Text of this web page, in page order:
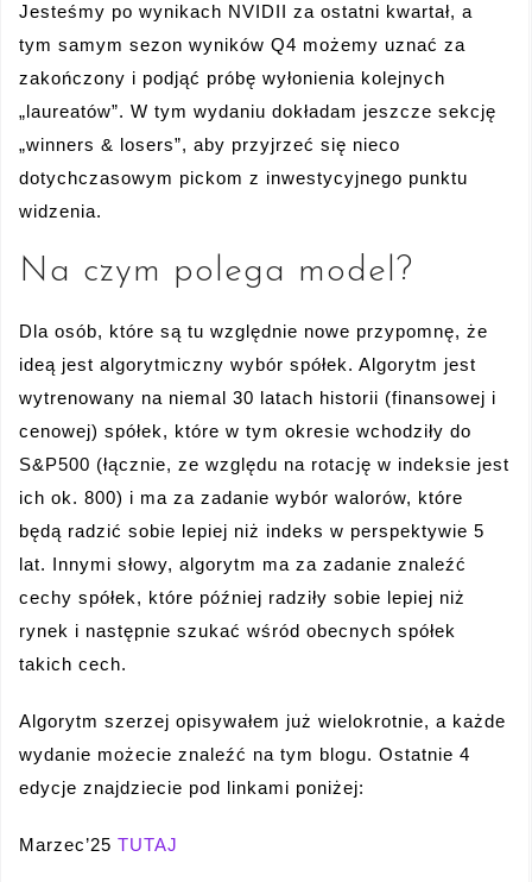
Jesteśmy po wynikach NVIDII za ostatni kwartał, a
tym samym sezon wyników Q4 możemy uznać za
zakończony i podjąć próbę wyłonienia kolejnych
„laureatów”. W tym wydaniu dokładam jeszcze sekcję
„winners & losers”, aby przyjrzeć się nieco
dotychczasowym pickom z inwestycyjnego punktu
widzenia.
Na czym polega model?
Dla osób, które są tu względnie nowe przypomnę, że
ideą jest algorytmiczny wybór spółek. Algorytm jest
wytrenowany na niemal 30 latach historii (finansowej i
cenowej) spółek, które w tym okresie wchodziły do
S&P500 (łącznie, ze względu na rotację w indeksie jest
ich ok. 800) i ma za zadanie wybór walorów, które
będą radzić sobie lepiej niż indeks w perspektywie 5
lat. Innymi słowy, algorytm ma za zadanie znaleźć
cechy spółek, które później radziły sobie lepiej niż
rynek i następnie szukać wśród obecnych spółek
takich cech.
Algorytm szerzej opisywałem już wielokrotnie, a każde
wydanie możecie znaleźć na tym blogu. Ostatnie 4
edycje znajdziecie pod linkami poniżej:
Marzec’25 TUTAJ